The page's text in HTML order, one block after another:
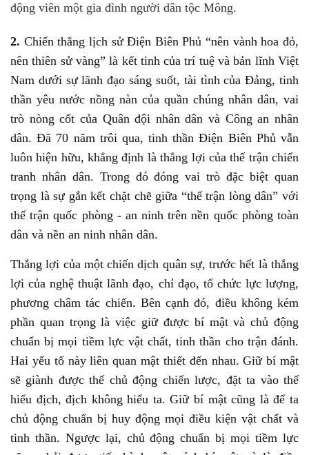
động viên một gia đình người dân tộc Mông.
2. Chiến thắng lịch sử Điện Biên Phủ “nên vành hoa đỏ,
nên thiên sử vàng” là kết tinh của trí tuệ và bản lĩnh Việt
Nam dưới sự lãnh đạo sáng suốt, tài tình của Đảng, tinh
thần yêu nước nồng nàn của quần chúng nhân dân, vai
trò nòng cốt của Quân đội nhân dân và Công an nhân
dân. Đã 70 năm trôi qua, tinh thần Điện Biên Phủ vẫn
luôn hiện hữu, khẳng định là thắng lợi của thế trận chiến
tranh nhân dân. Trong đó đóng vai trò đặc biệt quan
trọng là sự gắn kết chặt chẽ giữa “thế trận lòng dân” với
thế trận quốc phòng - an ninh trên nền quốc phòng toàn
dân và nền an ninh nhân dân.
Thắng lợi của một chiến dịch quân sự, trước hết là thắng
lợi của nghệ thuật lãnh đạo, chỉ đạo, tổ chức lực lượng,
phương châm tác chiến. Bên cạnh đó, điều không kém
phần quan trọng là việc giữ được bí mật và chủ động
chuẩn bị mọi tiềm lực vật chất, tinh thần cho trận đánh.
Hai yếu tố này liên quan mật thiết đến nhau. Giữ bí mật
sẽ giành được thế chủ động chiến lược, đặt ta vào thế
hiểu địch, địch không hiểu ta. Giữ bí mật cũng là để ta
chủ động chuẩn bị huy động mọi điều kiện vật chất và
tinh thần. Ngược lại, chủ động chuẩn bị mọi tiềm lực